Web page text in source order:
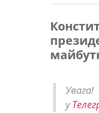
К
о
н
у